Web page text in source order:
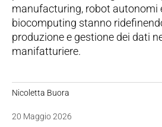
manufacturing, robot autonomi
biocomputing stanno
produzione e gestione dei dati
manifatturiere.
Nicoletta Buora
20 Maggio 2026